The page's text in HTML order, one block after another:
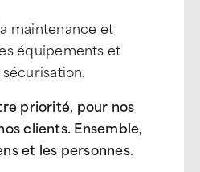
maintenance et
équipements et
priorité, pour nos
clients. Ensemble,
et les personnes.